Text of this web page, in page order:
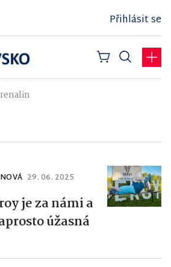
Přihlásit se
29. 06. 2025
je za námi a
úžasná